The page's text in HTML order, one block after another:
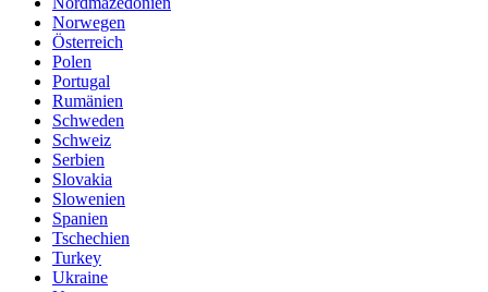
Norwegen
Österreich
Polen
Portugal
Rumänien
Schweden
Schweiz
Serbien
Slovakia
Slowenien
Spanien
Tschechien
Turkey
Ukraine